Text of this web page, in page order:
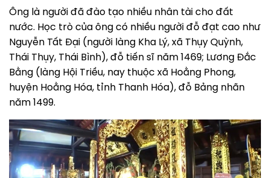
Ông là người đã đào tạo nhiều nhân tài cho đất
nước. Học trò của ông có nhiều người đỗ đạt cao như
Nguyễn Tất Đại (người làng Kha Lý, xã Thụy Quỳnh,
Thái Thụy, Thái Bình), đỗ tiến sĩ năm 1469; Lương Đắc
Bằng (làng Hội Triều, nay thuộc xã Hoằng Phong,
huyện Hoằng Hóa, tỉnh Thanh Hóa), đỗ Bảng nhãn
năm 1499.